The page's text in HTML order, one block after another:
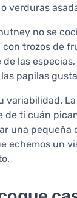
verduras
no se
trozos de
las
papilas
variabilidad.
ti cuán
una
echemos un